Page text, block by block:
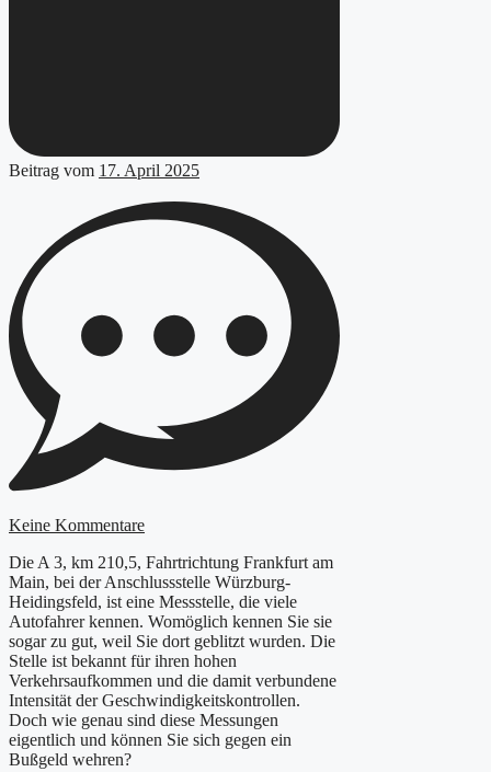
Beitrag vom 17. April 2025
Keine Kommentare
Die A 3, km 210,5, Fahrtrichtung Frankfurt am
Main, bei der Anschlussstelle Würzburg-
Heidingsfeld, ist eine Messstelle, die viele
Autofahrer kennen. Womöglich kennen Sie sie
sogar zu gut, weil Sie dort geblitzt wurden. Die
Stelle ist bekannt für ihren hohen
Verkehrsaufkommen und die damit verbundene
Intensität der Geschwindigkeitskontrollen.
Doch wie genau sind diese Messungen
eigentlich und können Sie sich gegen ein
Bußgeld wehren?